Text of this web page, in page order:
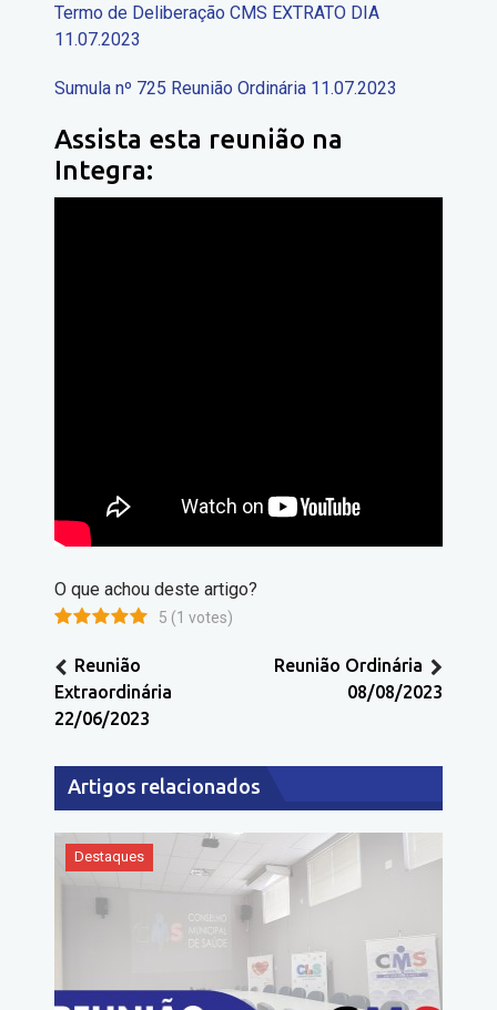
Termo de Deliberação CMS EXTRATO DIA
11.07.2023
Sumula nº 725 Reunião Ordinária 11.07.2023
Assista esta reunião na
Integra:
O que achou deste artigo?
5 (1 votes)
Reunião
Extraordinária
22/06/2023
Reunião Ordinária
08/08/2023
Artigos relacionados
Destaques